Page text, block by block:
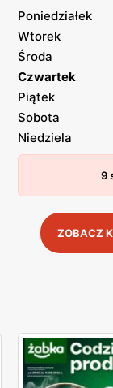
Poniedziałek
Wtorek
Środa
Czwartek
Piątek
Sobota
Niedziela
9
ZOBACZ